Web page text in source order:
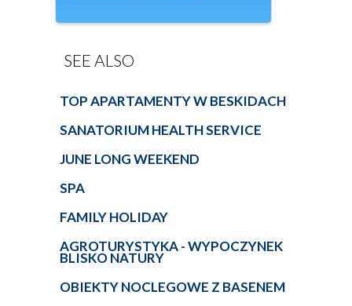
SEE ALSO
TOP APARTAMENTY W BESKIDACH
SANATORIUM HEALTH SERVICE
JUNE LONG WEEKEND
SPA
FAMILY HOLIDAY
AGROTURYSTYKA - WYPOCZYNEK
BLISKO NATURY
OBIEKTY NOCLEGOWE Z BASENEM